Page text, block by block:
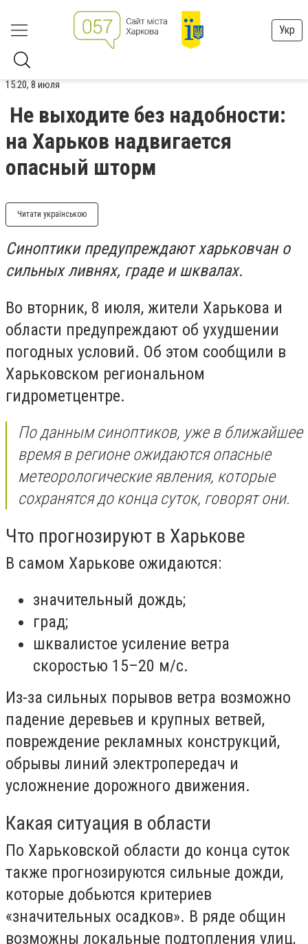
Укр
15:20, 8 июля
Не выходите без надобности:
на Харьков надвигается
опасный шторм
Читати українською
Синоптики предупреждают харьковчан о
сильных ливнях, граде и шквалах.
Во вторник, 8 июля, жители Харькова и
области предупреждают об ухудшении
погодных условий. Об этом сообщили в
Харьковском региональном
гидрометцентре.
По данным синоптиков, уже в ближайшее
время в регионе ожидаются опасные
метеорологические явления, которые
сохранятся до конца суток, говорят они.
Что прогнозируют в Харькове
В самом Харькове ожидаются:
значительный дождь;
град;
шквалистое усиление ветра
скоростью 15–20 м/с.
Из-за сильных порывов ветра возможно
падение деревьев и крупных ветвей,
повреждение рекламных конструкций,
обрывы линий электропередач и
усложнение дорожного движения.
Какая ситуация в области
По Харьковской области до конца суток
также прогнозируются сильные дожди,
которые добьются критериев
«значительных осадков». В ряде общин
возможны локальные подтопления улиц,